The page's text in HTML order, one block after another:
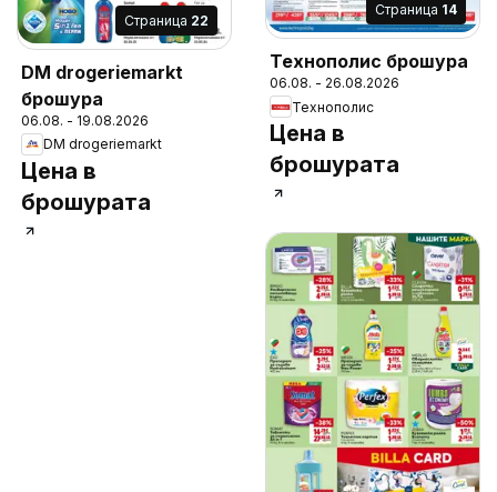
Cтраница 22
DM drogeriemarkt
брошура
06.08. - 19.08.2026
DM drogeriemarkt
Цена в
брошурата
Cтраница 14
Технополис брошура
06.08. - 26.08.2026
Технополис
Цена в
брошурата